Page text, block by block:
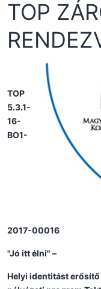
TOP
TOP
5.3.1-
16-
BO1-
2017-00016
"Jó itt élni" –
Helyi identitást